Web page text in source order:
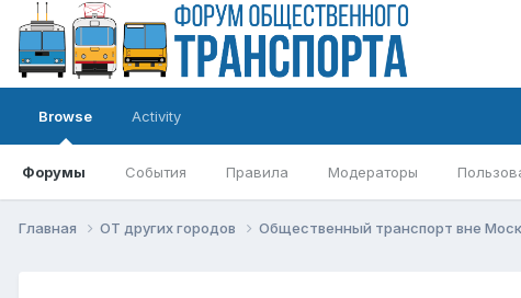
Browse
Форумы События Правила Модераторы
Activity
Главная ОТ других городов Общественный транспорт вне